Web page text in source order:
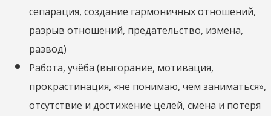
сепарация, создание гармоничных отношений,
разрыв отношений, предательство, измена,
развод)
Работа, учёба (выгорание, мотивация,
прокрастинация, «не понимаю, чем заниматься»,
отсутствие и достижение целей, смена и потеря